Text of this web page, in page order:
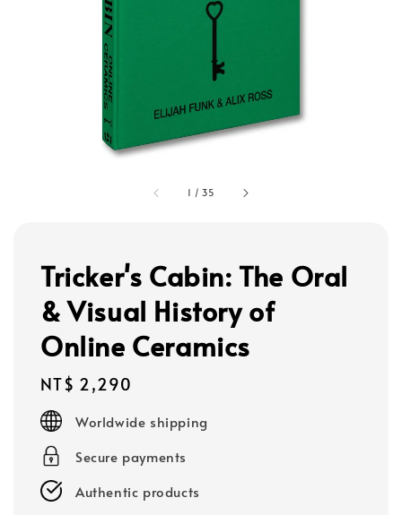
1 /35
Tricker's Cabin: The Oral
& Visual History of
Online Ceramics
Regular
price
NT$ 2,290
Worldwide shipping
Secure payments
Authentic products